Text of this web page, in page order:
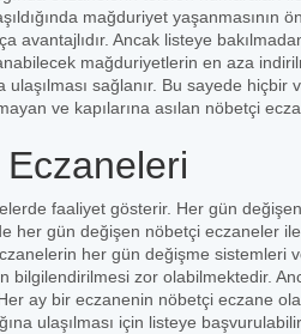
mağduriyet yaşanmasının
Ancak listeye
mağduriyetlerin en aza
sağlanır. Bu sayede hiçbir
ve kapılarına asılan nöbetçi
faaliyet gösterir. Her gün
her gün değişen nöbetçi eczaneler
her gün değişme sistemleri
bilgilendirilmesi zor olabilmektedir.
ay bir eczanenin nöbetçi eczane
ulaşılması için listeye